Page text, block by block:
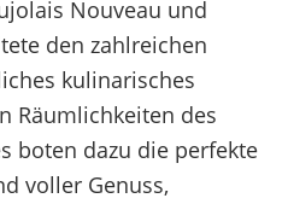
Nouveau und
den zahlreichen
kulinarisches
Räumlichkeiten des
boten dazu die perfekte
voller Genuss,